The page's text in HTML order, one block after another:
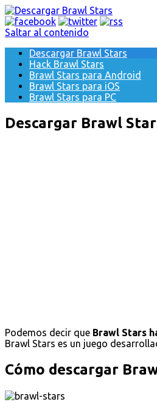
Saltar al contenido
Descargar Brawl Stars
Hack Brawl Stars
Brawl Stars para Android
Brawl Stars para iOS
Brawl Stars para PC
Descargar Brawl
Podemos decir que Brawl Stars
Brawl Stars es un juego
Cómo descargar